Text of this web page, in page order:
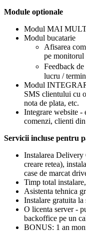
Module optionale
Modul MAI
Modul bucatarie
Afisarea
pe monitorul
Feedback
lucru /
Modul
SMS clientului cu
nota de plata, etc.
Integrare website -
comenzi, clienti
Servicii incluse pentru
Instalarea Delivery
creare retea),
case de marcat
Timp total
Asistenta tehnica
Instalare gratuita
O licenta server -
backoffice pe un
BONUS: 1 an